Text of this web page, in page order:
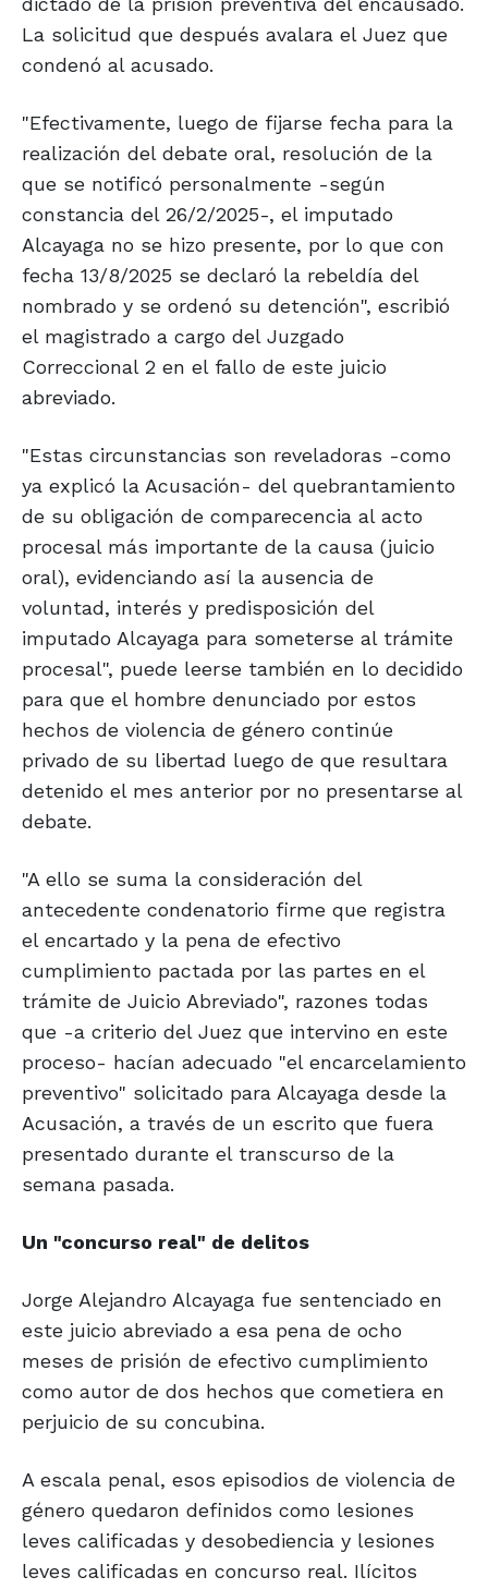
La solicitud que después avalara el Juez que
condenó al acusado.
"Efectivamente, luego de fijarse fecha para la
realización del debate oral, resolución de la
que se notificó personalmente -según
constancia del 26/2/2025-, el imputado
Alcayaga no se hizo presente, por lo que con
fecha 13/8/2025 se declaró la rebeldía del
nombrado y se ordenó su detención", escribió
el magistrado a cargo del Juzgado
Correccional 2 en el fallo de este juicio
abreviado.
"Estas circunstancias son reveladoras -como
ya explicó la Acusación- del quebrantamiento
de su obligación de comparecencia al acto
procesal más importante de la causa (juicio
oral), evidenciando así la ausencia de
voluntad, interés y predisposición del
imputado Alcayaga para someterse al trámite
procesal", puede leerse también en lo decidido
para que el hombre denunciado por estos
hechos de violencia de género continúe
privado de su libertad luego de que resultara
detenido el mes anterior por no presentarse al
debate.
"A ello se suma la consideración del
antecedente condenatorio firme que registra
el encartado y la pena de efectivo
cumplimiento pactada por las partes en el
trámite de Juicio Abreviado", razones todas
que -a criterio del Juez que intervino en este
proceso- hacían adecuado "el encarcelamiento
preventivo" solicitado para Alcayaga desde la
Acusación, a través de un escrito que fuera
presentado durante el transcurso de la
semana pasada.
Un "concurso real" de delitos
Jorge Alejandro Alcayaga fue sentenciado en
este juicio abreviado a esa pena de ocho
meses de prisión de efectivo cumplimiento
como autor de dos hechos que cometiera en
perjuicio de su concubina.
A escala penal, esos episodios de violencia de
género quedaron definidos como lesiones
leves calificadas y desobediencia y lesiones
leves calificadas en concurso real. Ilícitos